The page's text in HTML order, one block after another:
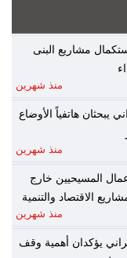
مشاريع البنى
منذ شهرين
يبحثان هاتفياً الأوضاع
منذ شهرين
المسيحيين خارج
الاقتصاد والتنمية
منذ شهرين
يؤكدان أهمية وقف